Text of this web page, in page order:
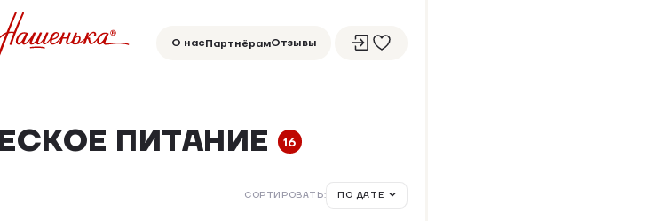
О насПартнёрамОтзывы
ПИТАНИЕ 16
СОРТИРОВАТЬ: ПО ДАТЕ